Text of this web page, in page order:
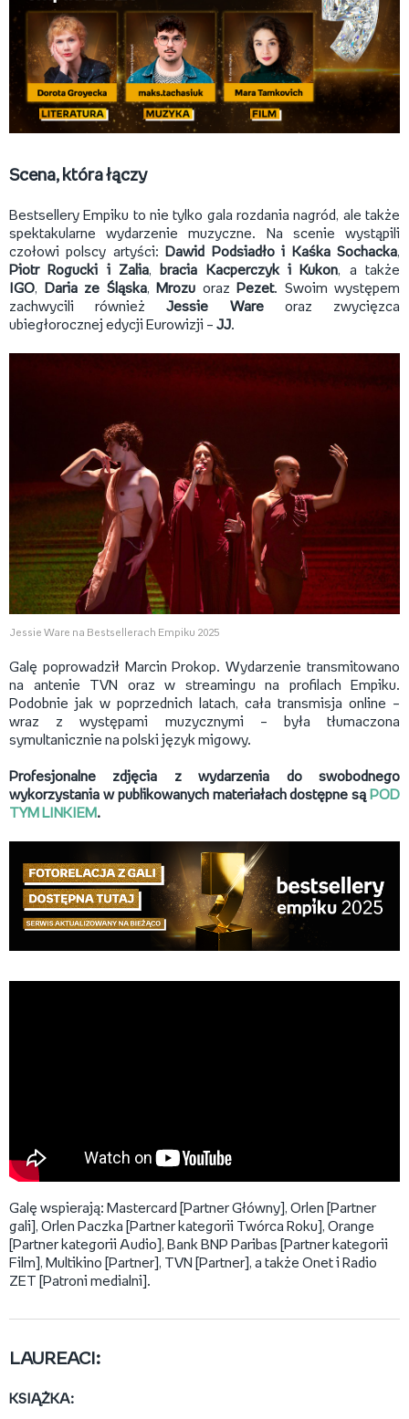
Scena, która łączy
Bestsellery Empiku to nie tylko gala rozdania nagród, ale także
spektakularne wydarzenie muzyczne. Na scenie wystąpili
czołowi polscy artyści:
Dawid Podsiadło i Kaśka Sochacka,
Piotr Rogucki i Zalia, bracia Kacperczyk i Kukon, a także
IGO, Daria ze Śląska, Mrozu oraz Pezet. Swoim występem
zachwycili równieżJessie Wareoraz zwycięzca
ubiegłorocznej edycji Eurowizji – JJ.
Jessie Ware na Bestsellerach Empiku 2025
Galę poprowadził Marcin Prokop. Wydarzenie transmitowano
na antenie TVN oraz w streamingu na profilach Empiku.
Podobnie jak w poprzednich latach, cała transmisja online –
wraz z występami muzycznymi – była tłumaczona
symultanicznie na polski język migowy.
Profesjonalne zdjęcia z wydarzenia do swobodnego
wykorzystania w publikowanych materiałach dostępne są POD
TYM LINKIEM .
Galę wspierają: Mastercard [Partner Główny], Orlen [Partner
gali], Orlen Paczka [Partner kategorii Twórca Roku], Orange
[Partner kategorii Audio], Bank BNP Paribas [Partner kategorii
Film], Multikino [Partner], TVN [Partner], a także Onet i Radio
ZET [Patroni medialni].
LAUREACI:
KSIĄŻKA: